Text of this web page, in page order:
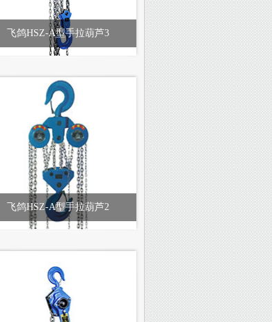
飞鸽HSZ-A型手拉葫芦3
飞鸽HSZ-A型手拉葫芦2